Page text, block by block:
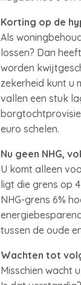
Korting op de
Als
lossen? Dan
worden
zekerheid kunt u
vallen een stuk
euro schelen.
Nu geen NHG,
U komt alleen
ligt die grens op
NHG-grens 6%
tussen de oude
Wachten tot
Misschien wacht